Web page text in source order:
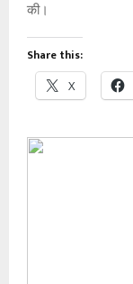
की।
Share this:
X